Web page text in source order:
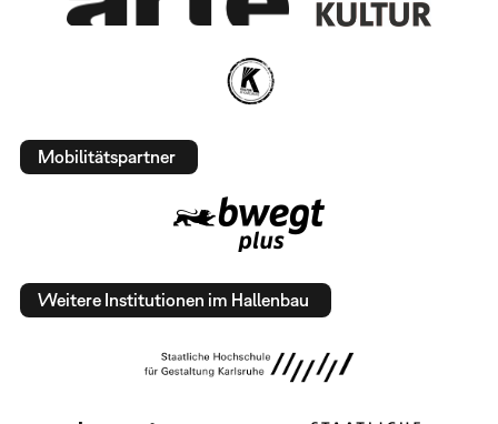
Mobilitätspartner
Weitere Institutionen im Hallenbau